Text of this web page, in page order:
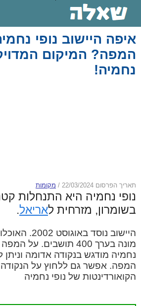
איפה היישוב נופי
המפה? המיקום
נחמיה!
תאריך הפרסום 22/03/2024 / מקומות
נופי נחמיה היא התנחלות
בשומרון, מזרחית לאריאל.
היישוב נוסד
מונה בערך 400 תושבים.
נחמיה מודגש בנקודה אדומה וניתן
המפה. אפשר גם ללחוץ על
הקואורדינטות של נופי נחמיה